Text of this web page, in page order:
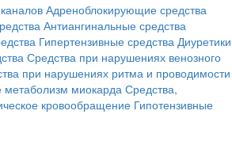
Адреноблокирующие средства
Антиангинальные средства
Гипертензивные средства Диуретики
Средства при нарушениях венозного
при нарушениях ритма и проводимости
миокарда Средства,
кровообращение Гипотензивные